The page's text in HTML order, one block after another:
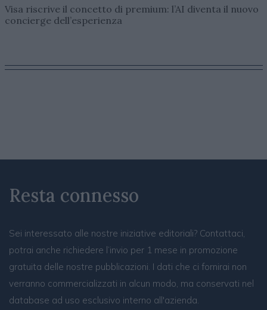
Visa riscrive il concetto di premium: l’AI diventa il nuovo
concierge dell’esperienza
Resta connesso
Sei interessato alle nostre iniziative editoriali? Contattaci,
potrai anche richiedere l’invio per 1 mese in promozione
gratuita delle nostre pubblicazioni. I dati che ci fornirai non
verranno commercializzati in alcun modo, ma conservati nel
database ad uso esclusivo interno all'azienda.